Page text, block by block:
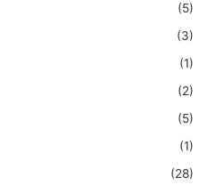
(5)
(3)
(1)
(2)
(5)
(1)
(28)